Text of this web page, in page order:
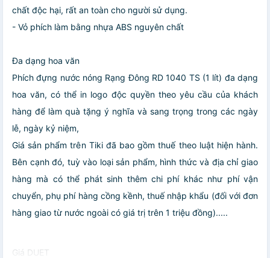
chất độc hại, rất an toàn cho người sử dụng.
- Vỏ phích làm bằng nhựa ABS nguyên chất
Đa dạng hoa văn
Phích đựng nước nóng Rạng Đông RD 1040 TS (1 lít) đa dạng
hoa văn, có thể in logo độc quyền theo yêu cầu của khách
hàng để làm quà tặng ý nghĩa và sang trọng trong các ngày
lễ, ngày kỷ niệm,
Giá sản phẩm trên Tiki đã bao gồm thuế theo luật hiện hành.
Bên cạnh đó, tuỳ vào loại sản phẩm, hình thức và địa chỉ giao
hàng mà có thể phát sinh thêm chi phí khác như phí vận
chuyển, phụ phí hàng cồng kềnh, thuế nhập khẩu (đối với đơn
hàng giao từ nước ngoài có giá trị trên 1 triệu đồng).....
Giá DUET